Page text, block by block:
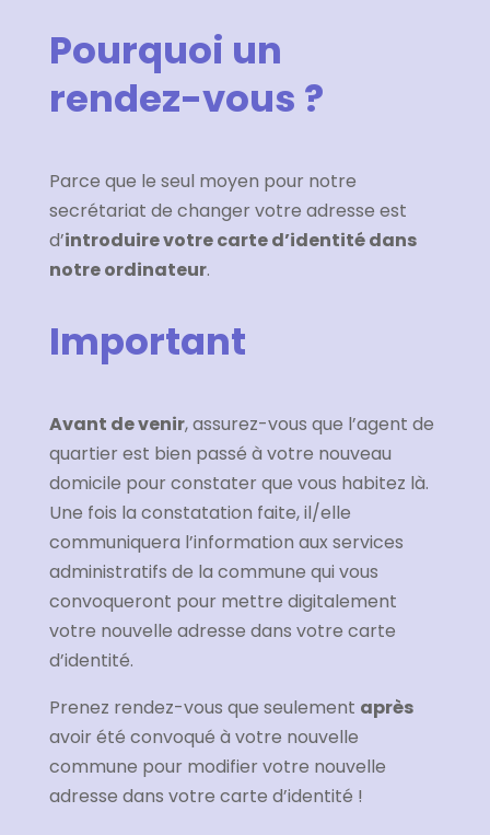
Pourquoi un
rendez-vous ?
Parce que le seul moyen pour notre
secrétariat de changer votre adresse est
d’introduire votre carte d’identité dans
notre ordinateur.
Important
Avant de venir, assurez-vous que l’agent de
quartier est bien passé à votre nouveau
domicile pour constater que vous habitez là.
Une fois la constatation faite, il/elle
communiquera l’information aux services
administratifs de la commune qui vous
convoqueront pour mettre digitalement
votre nouvelle adresse dans votre carte
d’identité.
Prenez rendez-vous que seulement après
avoir été convoqué à votre nouvelle
commune pour modifier votre nouvelle
adresse dans votre carte d’identité !